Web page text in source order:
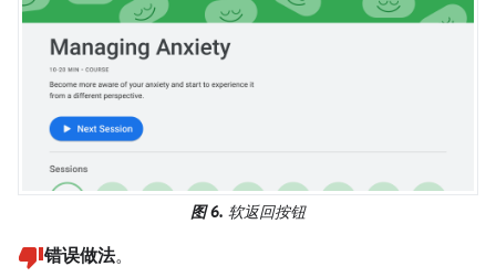
图 6. 软返回按钮
错误做法。